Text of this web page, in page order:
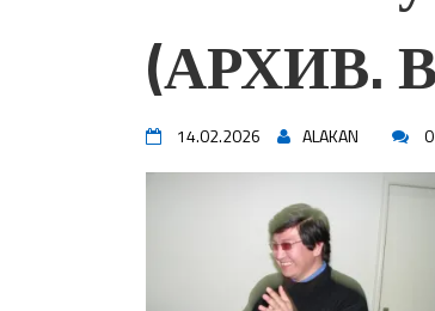
жоопкерчилик!"
Садыр
үчүн, улуу көч
“Китепкана
Латын
тарыхы жана
“КАРА
Royal Central
(АРХИВ.
14.02.2026 ALAKAN 0